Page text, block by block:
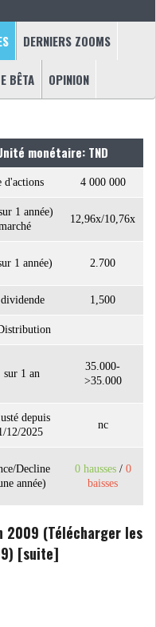
DE GESTION
MARCHÉ
DE
DE
CHERCHE DEUX
SON
DERNIERS ZOOMS
BÊTA OPINION
monétaire: TND
d'actions 4 000 000
1 année)
12,96x/10,76x
1 année) 2.700
1,500
sur 1 an
35.000-
>35.000
depuis
12/2025
nc
Decline
année)
0 hausses/ 0
baisses
(Télécharger les
[suite]